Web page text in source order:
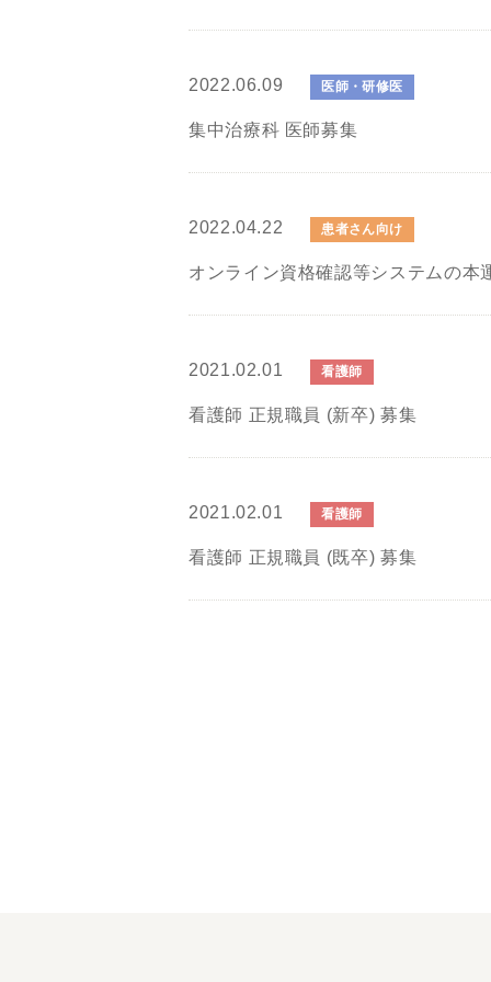
2022.06.09 医師・研修医
集中治療科 医師募集
2022.04.22 患者さん向け
オンライン資格確認等システムの本
2021.02.01 看護師
看護師 正規職員 (新卒) 募集
2021.02.01 看護師
看護師 正規職員 (既卒) 募集